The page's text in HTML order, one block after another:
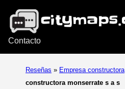
Contacto
Reseñas » Empresa constructora
constructora monserrate s a s